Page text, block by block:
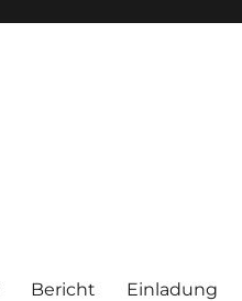
Bericht Einladung